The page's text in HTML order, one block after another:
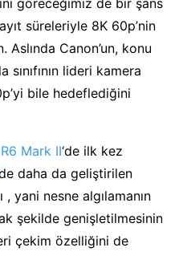
süreleriyle 8K 60p’nin
Aslında Canon’un, konu
lideri kamera
bile hedeflediğini
Mark II‘de ilk kez
daha da geliştirilen
yani nesne algılamanın
şekilde genişletilmesinin
çekim özelliğini de